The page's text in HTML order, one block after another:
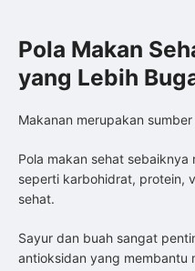
Pola Makan
yang Lebih
Makanan merupakan
Pola makan sehat
seperti karbohidrat, protein,
sehat.
Sayur dan buah sangat
antioksidan yang membantu